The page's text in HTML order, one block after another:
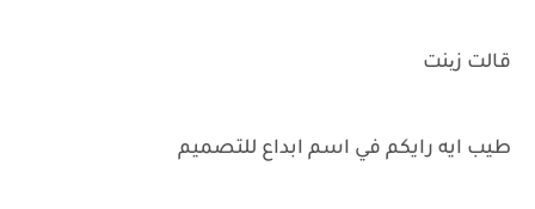
قالت زینت
طيب ايه رايكم في اسم ابداع للتصميم